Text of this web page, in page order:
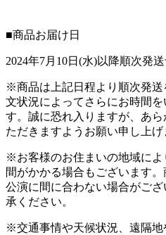
■商品お届け日
2024年7月10日(水)以降順次発
※商品は上記日程より順次発
文状況によってさらにお時間
す。誠に恐れ入りますが、あ
ただきますようお願い申し上げ
※お客様のお住まいの地域に
間がかかる場合もございます
公演に間に合わない場合がご
承ください。
※交通事情や天候状況、遠隔地